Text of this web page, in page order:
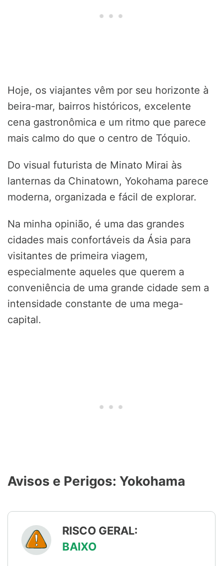
Hoje, os viajantes vêm por seu horizonte à
beira-mar, bairros históricos, excelente
cena gastronômica e um ritmo que parece
mais calmo do que o centro de Tóquio.
Do visual futurista de Minato Mirai às
lanternas da Chinatown, Yokohama parece
moderna, organizada e fácil de explorar.
Na minha opinião, é uma das grandes
cidades mais confortáveis da Ásia para
visitantes de primeira viagem,
especialmente aqueles que querem a
conveniência de uma grande cidade sem a
intensidade constante de uma mega-
capital.
Avisos e Perigos: Yokohama
RISCO GERAL:
BAIXO